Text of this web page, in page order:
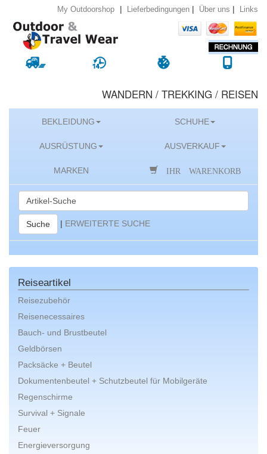
My Outdoorshop | Lieferbedingungen | Über uns | Links
WANDERN / TREKKING / REISEN
BEKLEIDUNG SCHUHE
AUSRÜSTUNG AUSVERKAUF
MARKEN IHR WARENKORB
Suche | ERWEITERTE SUCHE
Reiseartikel
Reisezubehör
Reisenecessaires
Bauch- und Brustbeutel
Geldbörsen
Packsäcke + Beutel
Dokumentenbeutel + Schutzbeutel für Mobilgeräte
Regenschirme
Survival + Signale
Feuer
Energieversorgung